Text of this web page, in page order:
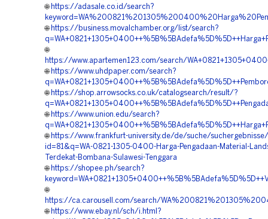
🌐 https://adasale.co.id/search?
🌐 https://business.movalchamber.org/list/search?
🌐
https://www.apartemen123.com/search/
🌐 https://www.uhdpaper.com/search?
🌐 https://shop.arrowsocks.co.uk/catalogsearch/result/?
🌐 https://www.union.edu/search?
🌐 https://www.frankfurt-university.de/de/suche/
id=81&q=WA-0821-1305-0400-Harga-Pengadaan-Material-
Terdekat-Bombana-Sulawesi-Tenggara
🌐 https://shopee.ph/search?
🌐
https://ca.carousell.com/search/
🌐 https://www.ebay.nl/sch/i.html?